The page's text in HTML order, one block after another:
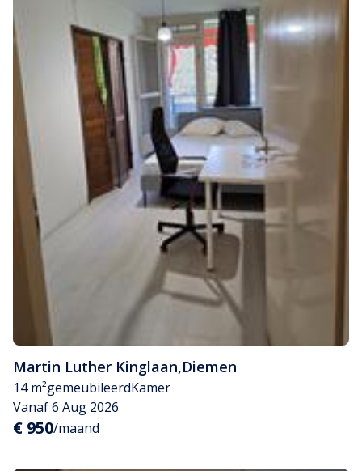
Martin Luther Kinglaan,Diemen
14 m²gemeubileerdKamer
Vanaf 6 Aug 2026
€ 950/maand